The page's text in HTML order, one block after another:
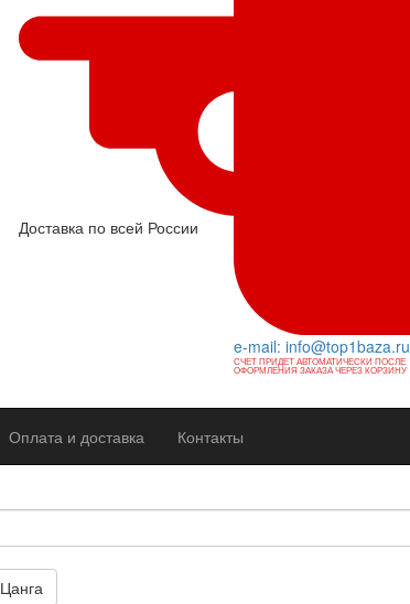
Доставка по всей России
e-mail: info@top1baza.ru
СЧЕТ ПРИДЕТ АВТОМАТИЧЕСКИ ПОСЛЕ
ОФОРМЛЕНИЯ ЗАКАЗА ЧЕРЕЗ КОРЗИНУ
Оплата и доставка Контакты
Цанга